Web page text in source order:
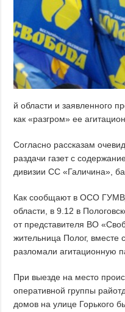
й области и заявленного
как «разгром» ее
Согласно рассказам
раздачи газет с
дивизии СС «Галичина»,
Как сообщают в ОСО
области, в 9.12 в
от представителя ВО
жительница Полог, вместе
разломали агитационную
При выезде на место
оперативной группы
домов на улице Горького